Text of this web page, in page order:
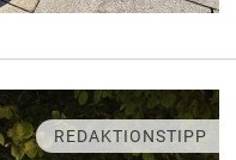
REDAKTIONSTIPP